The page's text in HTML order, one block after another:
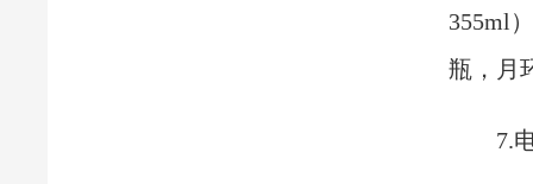
355ml
瓶，月
7.